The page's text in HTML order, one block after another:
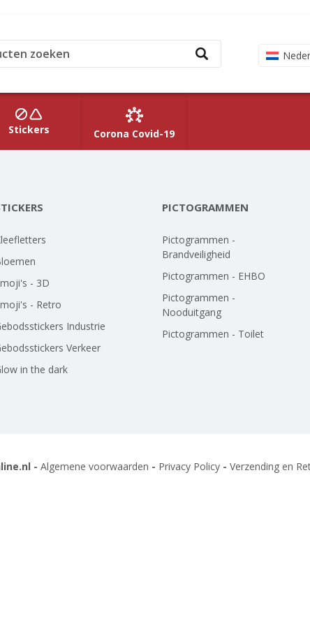
Stickers Corona Covid-19
- 3D
- Retro
Industrie
Verkeer
in the dark
PICTOGRAMMEN
Pictogrammen -
Brandveiligheid
Pictogrammen - EHBO
Pictogrammen -
Nooduitgang
Pictogrammen - Toilet
- Algemene voorwaarden - Privacy Policy- Verzending en